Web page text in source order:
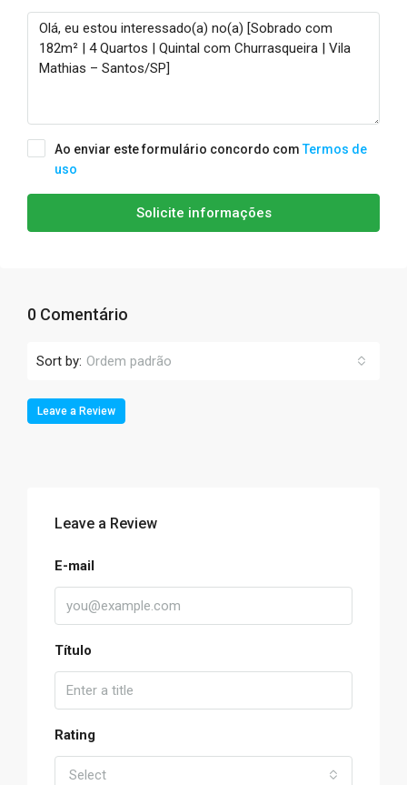
Ao enviar este formulário concordo comTermos de
uso
Solicite informações
0 Comentário
Sort by: Ordem padrão
Leave a Review
Leave a Review
E-mail
Título
Rating
Select